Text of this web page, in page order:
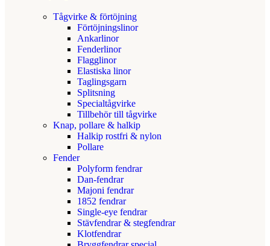
Tågvirke & förtöjning
Förtöjningslinor
Ankarlinor
Fenderlinor
Flagglinor
Elastiska linor
Taglingsgarn
Splitsning
Specialtågvirke
Tillbehör till tågvirke
Knap, pollare & halkip
Halkip rostfri & nylon
Pollare
Fender
Polyform fendrar
Dan-fendrar
Majoni fendrar
1852 fendrar
Single-eye fendrar
Stävfendrar & stegfendrar
Klotfendrar